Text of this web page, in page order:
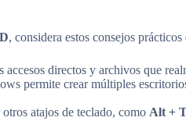
, considera estos consejos
accesos directos y archivos que
permite crear múltiples
atajos de teclado, como Alt +